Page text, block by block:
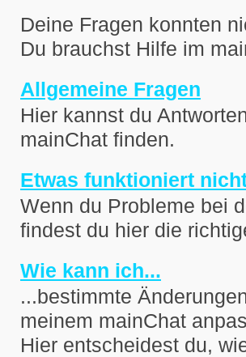
Deine Fragen konnten
Du brauchst Hilfe im
Allgemeine Fragen
Hier kannst du
mainChat finden.
Etwas funktioniert
Wenn du Probleme bei
findest du hier die
Wie kann ich...
...bestimmte
meinem mainChat
Hier entscheidest du,